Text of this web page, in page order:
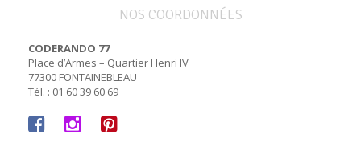
NOS COORDONNÉES
CODERANDO 77
Place d’Armes – Quartier Henri IV
77300 FONTAINEBLEAU
Tél. : 01 60 39 60 69